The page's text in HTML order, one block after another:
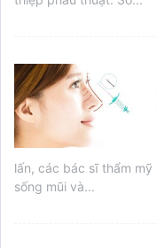
lấn, các bác sĩ thẩm
sống mũi và...